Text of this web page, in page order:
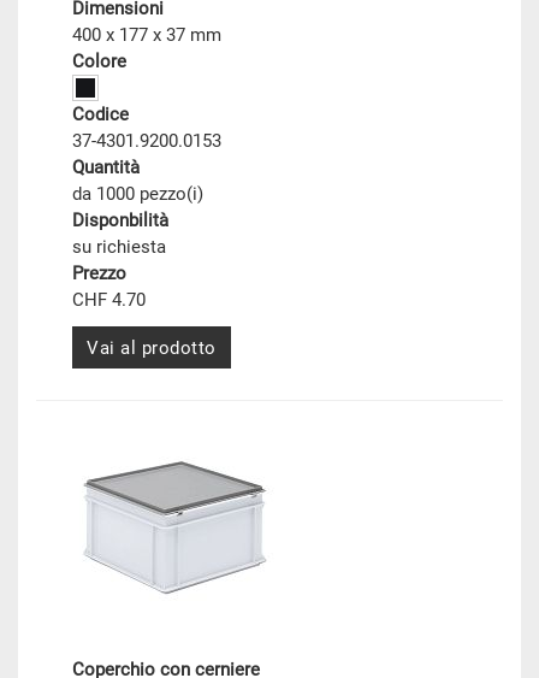
Dimensioni
400 x 177 x 37 mm
Colore
Codice
37-4301.9200.0153
Quantità
da 1000 pezzo(i)
Disponbilità
su richiesta
Prezzo
CHF 4.70
Vai al prodotto
Coperchio con cerniere